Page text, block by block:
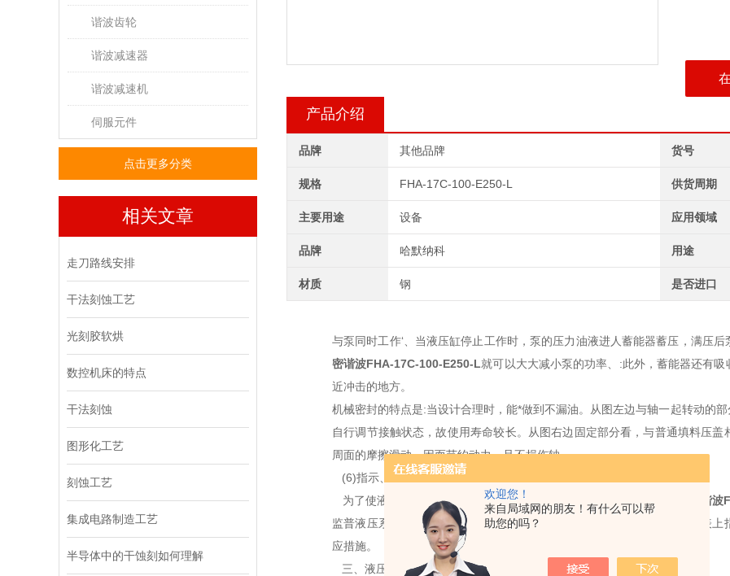
欢迎您！
来自局域网的朋友！有什么可以帮
助您的吗？
谐波齿轮
谐波减速器
谐波减速机
伺服元件
点击更多分类
相关文章
走刀路线安排
干法刻蚀工艺
光刻胶软烘
数控机床的特点
干法刻蚀
图形化工艺
刻蚀工艺
集成电路制造工艺
半导体中的干蚀刻如何理解
产品介绍
品牌 其他品牌 货号
规格 FHA-17C-100-E250-L 供货周期
主要用途 设备 应用领域
品牌 哈默纳科 用途
材质 钢 是否进口
与泵同时工作‘、当液压缸停止工作时，泵的压力油液进人蓄能器蓄压，满压
密谐波FHA-17C-100-E250-L就可以大大减小泵的功率、:此外，蓄能器还有
近冲击的地方。
机械密封的特点是:当设计合理时，能*做到不漏油。从图左边与轴一起转动的
自行调节接触状态，故使用寿命较长。从图右边固定部分看，与普通填料压
周面的摩擦滑动，因而节约动力，且不损伤轴。
(6)指示、控制器械及仪表
为了使液压系统正常工作，除了上述各种液压元件外
哈默纳科蓄能精密谐波
监普液压系统工作。常见的指示仪表是压力表、温度计、液面计等。根据表
应措施。
三、液压系统其本回路